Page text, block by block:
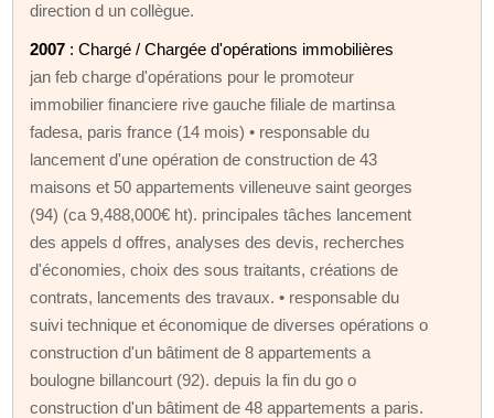
direction d un collègue.
2007 : Chargé / Chargée d'opérations immobilières
jan feb charge d'opérations pour le promoteur
immobilier financiere rive gauche filiale de martinsa
fadesa, paris france (14 mois) • responsable du
lancement d'une opération de construction de 43
maisons et 50 appartements villeneuve saint georges
(94) (ca 9,488,000€ ht). principales tâches lancement
des appels d offres, analyses des devis, recherches
d'économies, choix des sous traitants, créations de
contrats, lancements des travaux. • responsable du
suivi technique et économique de diverses opérations o
construction d'un bâtiment de 8 appartements a
boulogne billancourt (92). depuis la fin du go o
construction d'un bâtiment de 48 appartements a paris.